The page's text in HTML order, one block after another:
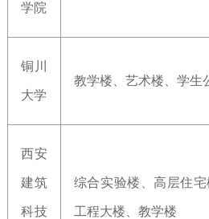
学院
铜川
大学
教学楼、艺术楼、学生
西安
建筑
科技
综合实验楼、高层住
工程大楼、教学楼